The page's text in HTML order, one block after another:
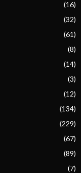
(16)
(32)
(61)
(8)
(14)
(3)
(12)
(134)
(229)
(67)
(89)
(7)